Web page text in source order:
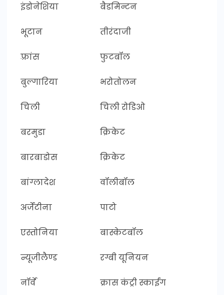
इंडोनेशिया बैडमिन्टन
भूटान तीरंदाजी
फ़्रांस फुटबॉल
बुल्गारिया भरोतोलन
चिली चिली रोडिओ
बरमुडा क्रिकेट
बारबाडोस क्रिकेट
बांग्लादेश वॉलीबॉल
अर्जेंटीना पाटो
एस्तोनिया बास्केटबॉल
न्यूजीलैण्ड रग्बी यूनियन
नॉर्वे क्रास कंट्री स्काईंग